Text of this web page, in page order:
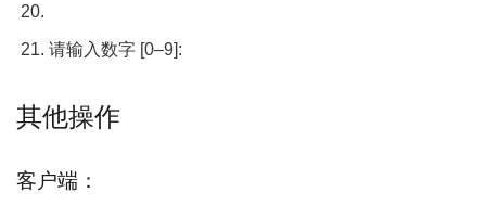
请输入数字 [0–9]:
其他操作
客户端：